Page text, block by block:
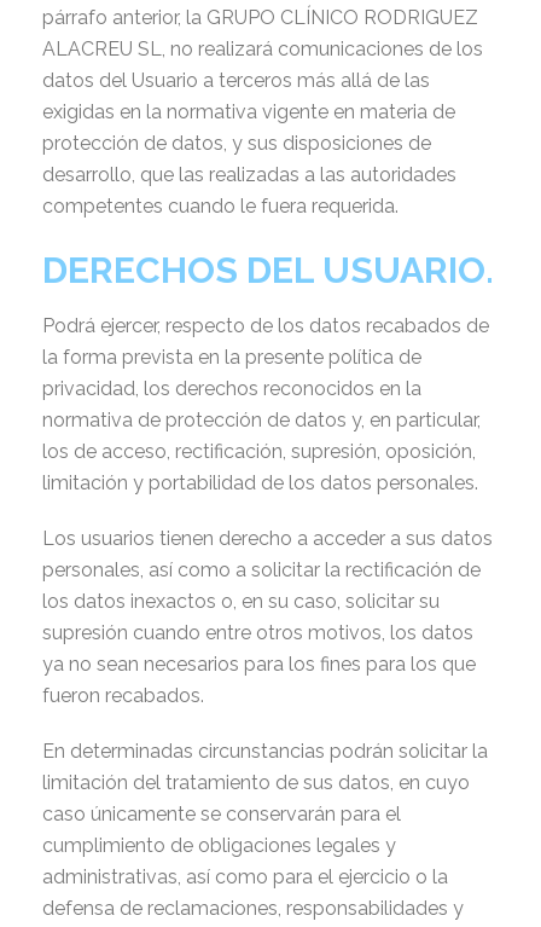
párrafo anterior, la GRUPO CLÍNICO RODRIGUEZ
ALACREU SL, no realizará comunicaciones de los
datos del Usuario a terceros más allá de las
exigidas en la normativa vigente en materia de
protección de datos, y sus disposiciones de
desarrollo, que las realizadas a las autoridades
competentes cuando le fuera requerida.
DERECHOS DEL USUARIO.
Podrá ejercer, respecto de los datos recabados de
la forma prevista en la presente política de
privacidad, los derechos reconocidos en la
normativa de protección de datos y, en particular,
los de acceso, rectificación, supresión, oposición,
limitación y portabilidad de los datos personales.
Los usuarios tienen derecho a acceder a sus datos
personales, así como a solicitar la rectificación de
los datos inexactos o, en su caso, solicitar su
supresión cuando entre otros motivos, los datos
ya no sean necesarios para los fines para los que
fueron recabados.
En determinadas circunstancias podrán solicitar la
limitación del tratamiento de sus datos, en cuyo
caso únicamente se conservarán para el
cumplimiento de obligaciones legales y
administrativas, así como para el ejercicio o la
defensa de reclamaciones, responsabilidades y